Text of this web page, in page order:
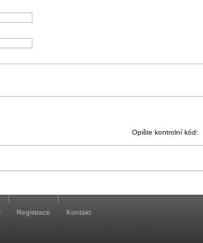
Opište kontrolní kód:
Registrace Kontakt